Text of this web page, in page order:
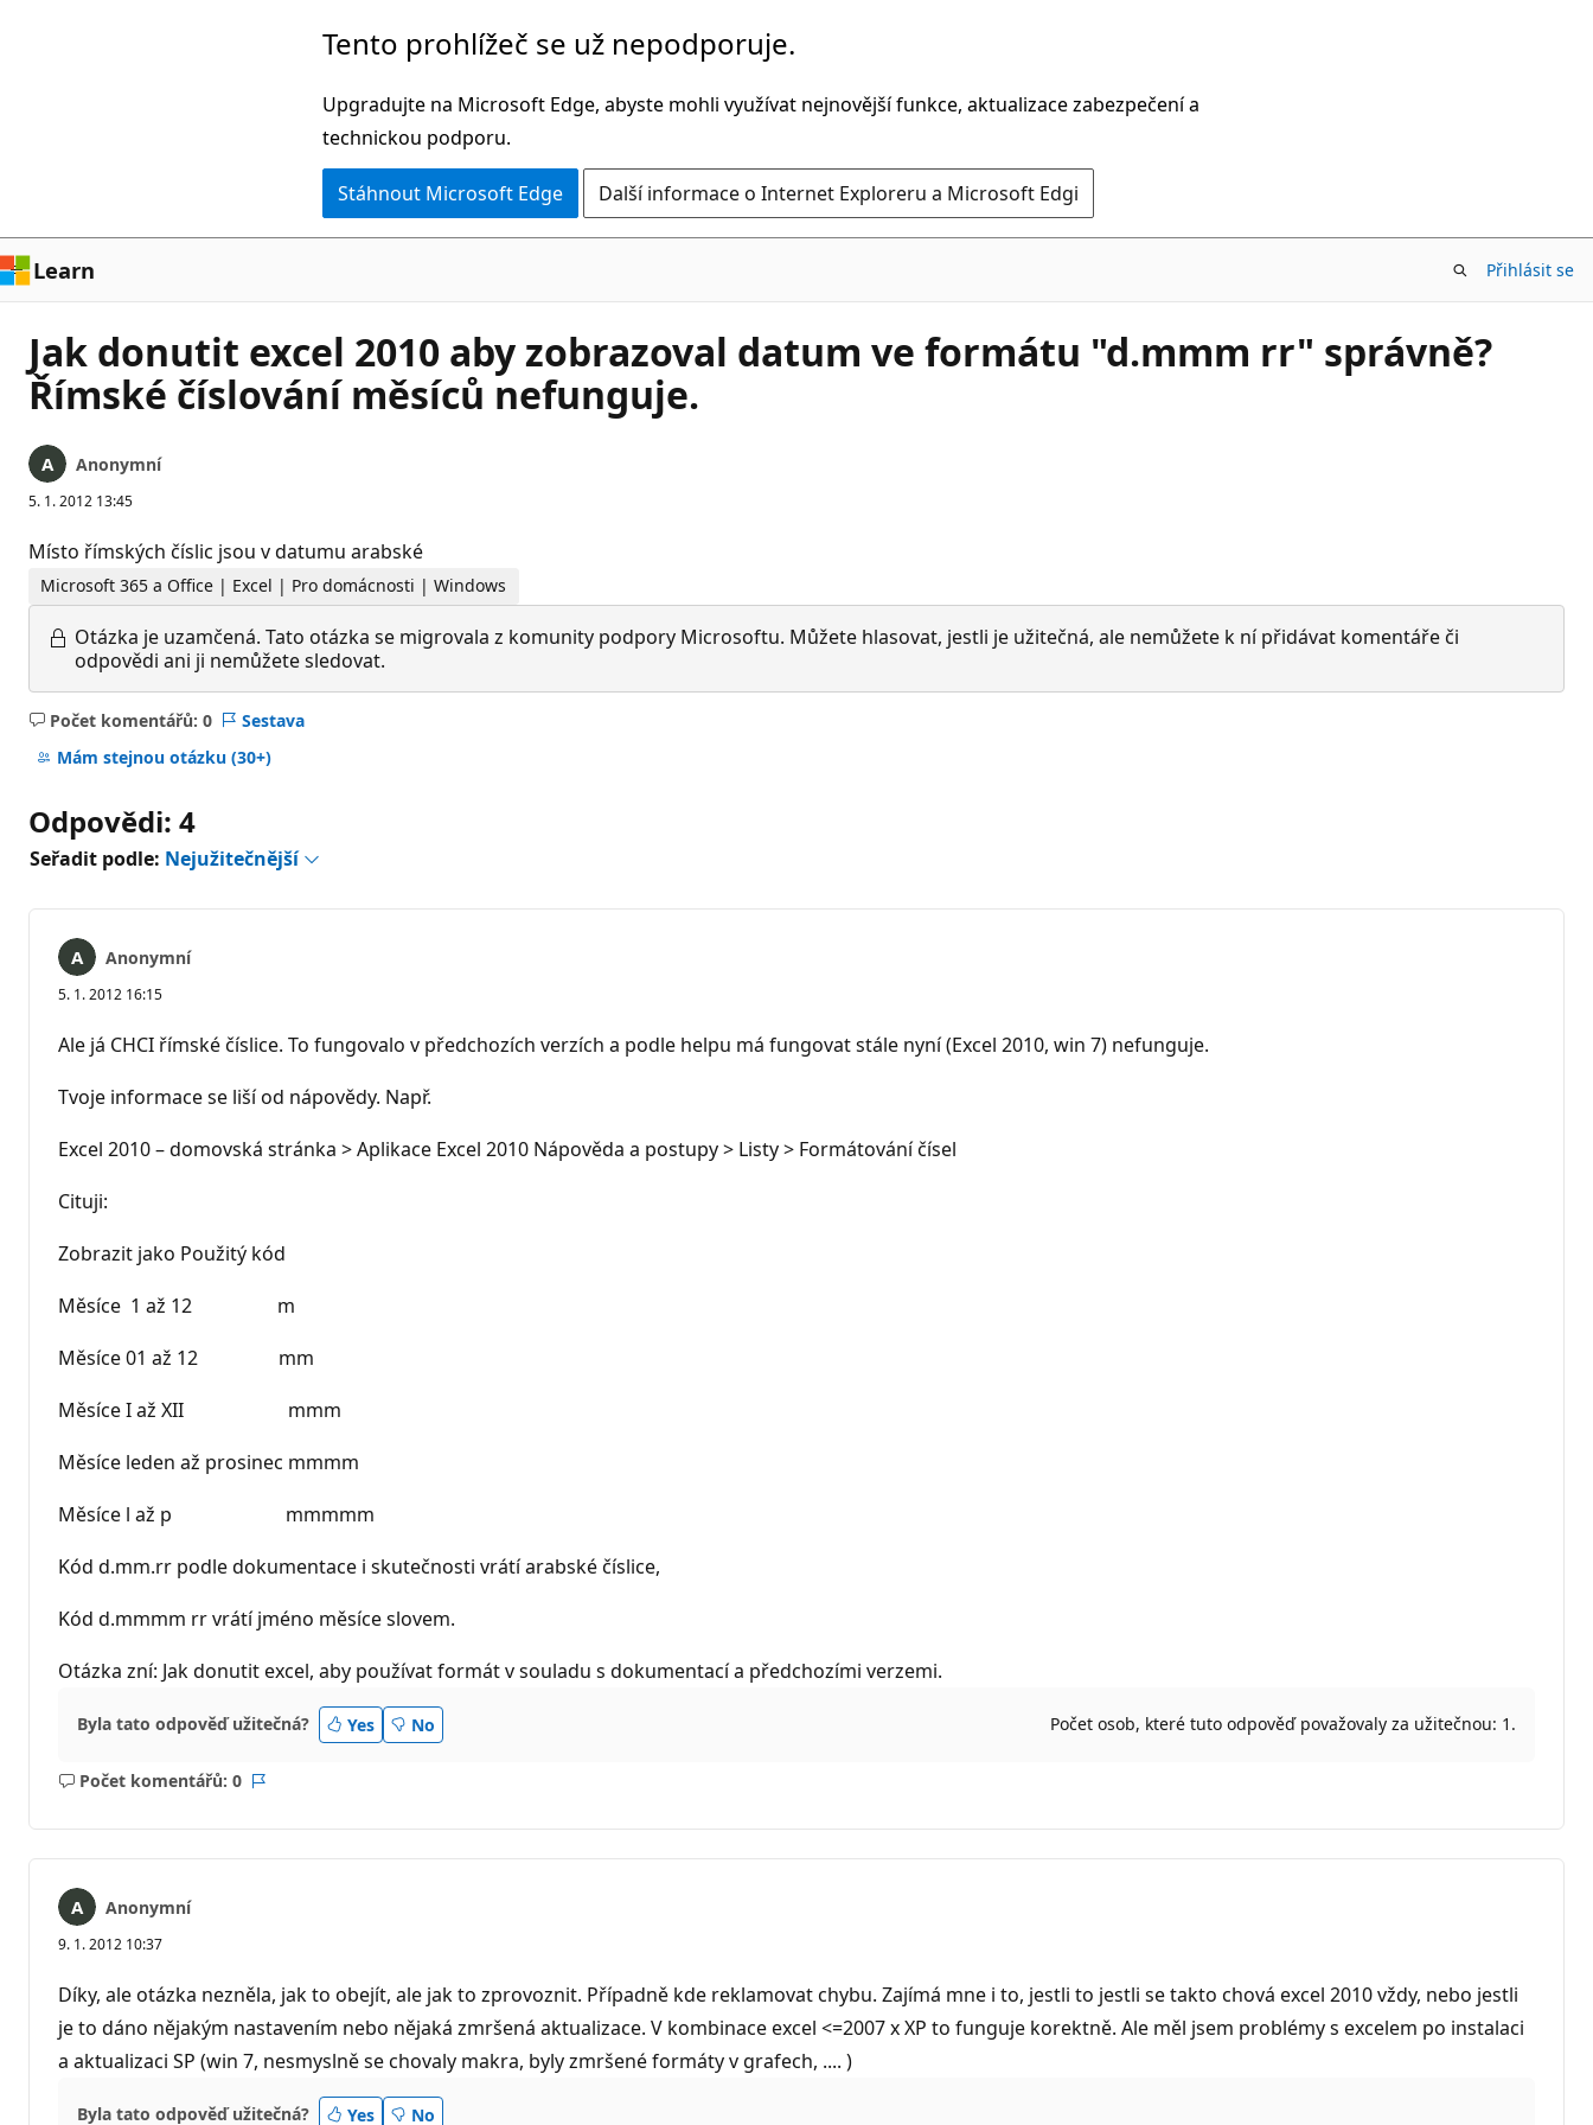
Tento prohlížeč se už nepodporuje.
Upgradujte na Microsoft Edge, abyste mohli využívat nejnovější funkce, aktualizace zabezpečení a
technickou podporu.
Stáhnout Microsoft Edge Další informace o Internet Exploreru a Microsoft Edgi
Learn Přihlásit se
Jak donutit excel 2010 aby zobrazoval datum ve formátu "d.mmm rr" správně?
Římské číslování měsíců nefunguje.
Anonymní
5. 1. 2012 13:45
Místo římských číslic jsou v datumu arabské
Microsoft 365 a Office | Excel | Pro domácnosti | Windows
Otázka je uzamčená. Tato otázka se migrovala z komunity podpory Microsoftu. Můžete hlasovat, jestli je užitečná, ale nemůžete k ní přidávat komentáře či
odpovědi ani ji nemůžete sledovat.
Počet komentářů: 0
Žádné
komentáře
Sestava
Mám stejnou otázku (30+)
Odpovědi: 4
Seřadit podle: Nejužitečnější
Anonymní
5. 1. 2012 16:15
Ale já CHCI římské číslice. To fungovalo v předchozích verzích a podle helpu má fungovat stále nyní (Excel 2010, win 7) nefunguje.
Tvoje informace se liší od nápovědy. Např.
Excel 2010 – domovská stránka > Aplikace Excel 2010 Nápověda a postupy > Listy > Formátování čísel
Cituji:
Zobrazit jako Použitý kód
Měsíce 1 až 12 m
Měsíce 01 až 12 mm
Měsíce I až XII mmm
Měsíce leden až prosinec mmmm
Měsíce l až p mmmmm
Kód d.mm.rr podle dokumentace i skutečnosti vrátí arabské číslice,
Kód d.mmmm rr vrátí jméno měsíce slovem.
Otázka zní: Jak donutit excel, aby používat formát v souladu s dokumentací a předchozími verzemi.
Byla tato odpověď užitečná? Yes No Počet osob, které tuto odpověď považovaly za užitečnou: 1.
Počet komentářů: 0
Žádné
Anonymní
9. 1. 2012 10:37
Díky, ale otázka nezněla, jak to obejít, ale jak to zprovoznit. Případně kde reklamovat chybu. Zajímá mne i to, jestli to jestli se takto chová excel 2010 vždy, nebo jestli
je to dáno nějakým nastavením nebo nějaká zmršená aktualizace. V kombinace excel <=2007 x XP to funguje korektně. Ale měl jsem problémy s excelem po instalaci
a aktualizaci SP (win 7, nesmyslně se chovaly makra, byly zmršené formáty v grafech, .... )
Byla tato odpověď užitečná? Yes No